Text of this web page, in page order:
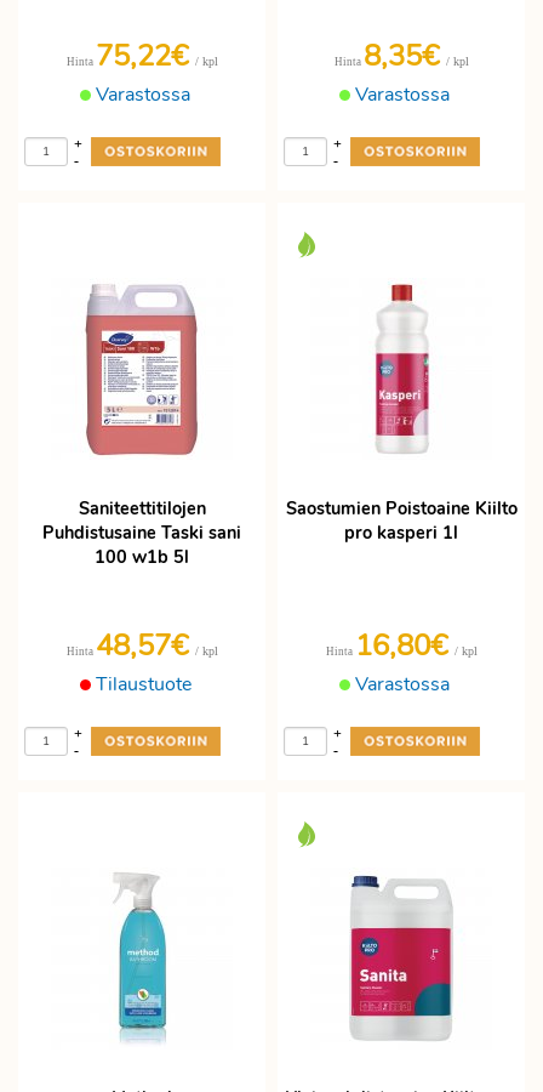
Varastossa
Hinta 75,22€ / kpl
-
+
Varastossa
Hinta 8,35€ / kpl
-
+
Saniteettitilojen
Puhdistusaine Taski sani
100 w1b 5l
Tilaustuote
Hinta 48,57€ / kpl
-
+
Saostumien Poistoaine Kiilto
pro kasperi 1l
Varastossa
Hinta 16,80€ / kpl
-
+